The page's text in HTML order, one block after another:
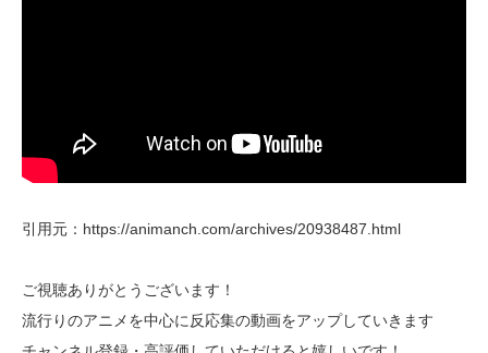
引用元：https://animanch.com/archives/20938487.html
ご視聴ありがとうございます！
流行りのアニメを中心に反応集の動画をアップしていきます